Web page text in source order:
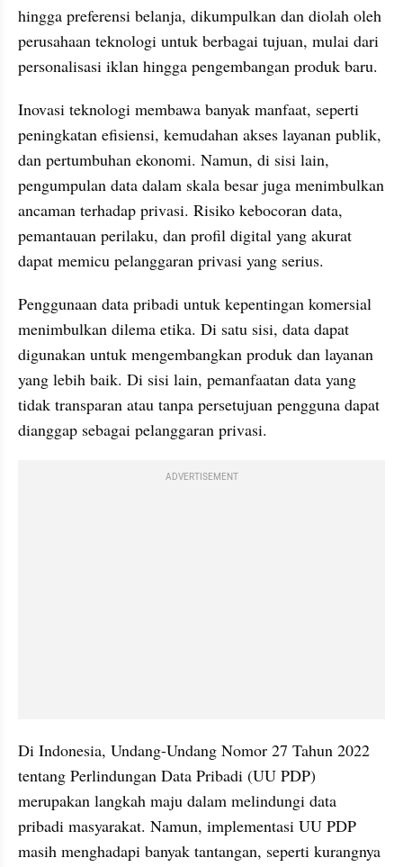
hingga preferensi belanja, dikumpulkan dan diolah oleh
perusahaan teknologi untuk berbagai tujuan, mulai dari
personalisasi iklan hingga pengembangan produk baru.
Inovasi teknologi membawa banyak manfaat, seperti
peningkatan efisiensi, kemudahan akses layanan publik,
dan pertumbuhan ekonomi. Namun, di sisi lain,
pengumpulan data dalam skala besar juga menimbulkan
ancaman terhadap privasi. Risiko kebocoran data,
pemantauan perilaku, dan profil digital yang akurat
dapat memicu pelanggaran privasi yang serius.
Penggunaan data pribadi untuk kepentingan komersial
menimbulkan dilema etika. Di satu sisi, data dapat
digunakan untuk mengembangkan produk dan layanan
yang lebih baik. Di sisi lain, pemanfaatan data yang
tidak transparan atau tanpa persetujuan pengguna dapat
dianggap sebagai pelanggaran privasi.
ADVERTISEMENT
Di Indonesia, Undang-Undang Nomor 27 Tahun 2022
tentang Perlindungan Data Pribadi (UU PDP)
merupakan langkah maju dalam melindungi data
pribadi masyarakat. Namun, implementasi UU PDP
masih menghadapi banyak tantangan, seperti kurangnya